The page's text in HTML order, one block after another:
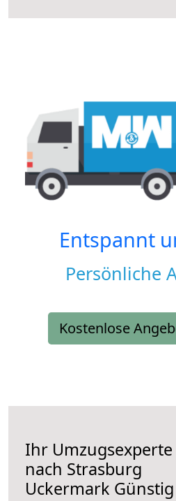
Entspannt
Persönliche
Kostenlose
Ihr
nach Strasburg
Uckermark